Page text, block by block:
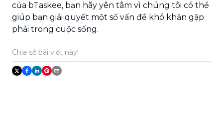
của bTaskee, bạn hãy yên tâm vì chúng tôi có thể
giúp bạn giải quyết một số vấn đề khó khăn gặp
phải trong cuộc sống.
Chia sẻ bài viết này!